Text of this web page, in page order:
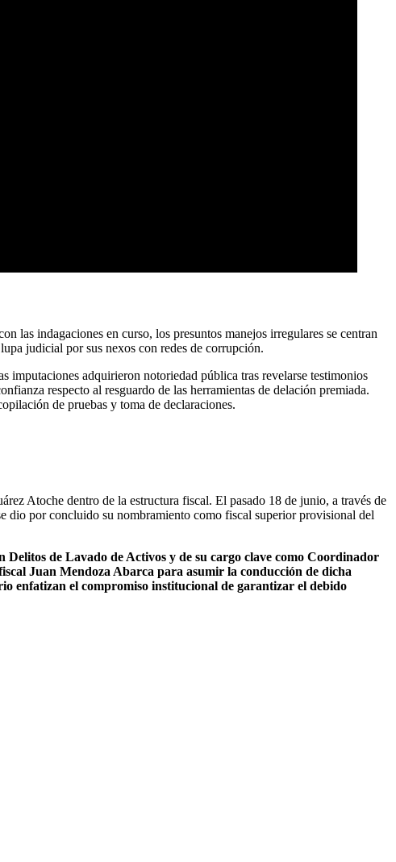
indagaciones en curso, los presuntos manejos irregulares se centran
judicial por sus nexos con redes de corrupción.
adquirieron notoriedad pública tras revelarse testimonios
respecto al resguardo de las herramientas de delación premiada.
de pruebas y toma de declaraciones.
Atoche dentro de la estructura fiscal. El pasado 18 de junio, a través de
dio por concluido su nombramiento como fiscal superior provisional del
de Lavado de Activos y de su cargo clave como Coordinador
Juan Mendoza Abarca para asumir la conducción de dicha
enfatizan el compromiso institucional de garantizar el debido